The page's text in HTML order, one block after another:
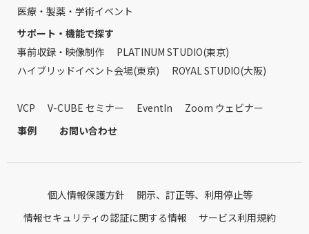
医療・製薬・学術イベント
サポート・機能で探す
事前収録・映像制作
PLATINUM STUDIO(東京)
ハイブリッドイベント会場(東京)
ROYAL STUDIO(大阪)
VCP V-CUBE セミナー EventIn
Zoom ウェビナー
事例
お問い合わせ
個人情報保護方針
開示、訂正等、利用停止等
情報セキュリティの認証に関する情報
サービス利用規約